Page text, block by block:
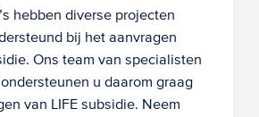
hebben diverse projecten
bij het aanvragen
Ons team van specialisten
u daarom graag
van LIFE subsidie. Neem